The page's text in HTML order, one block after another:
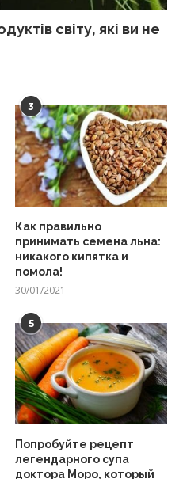
світу, які ви не
3
Как правильно
принимать семена льна:
никакого кипятка и
помола!
30/01/2021
5
Попробуйте рецепт
легендарного супа
доктора Моро, который